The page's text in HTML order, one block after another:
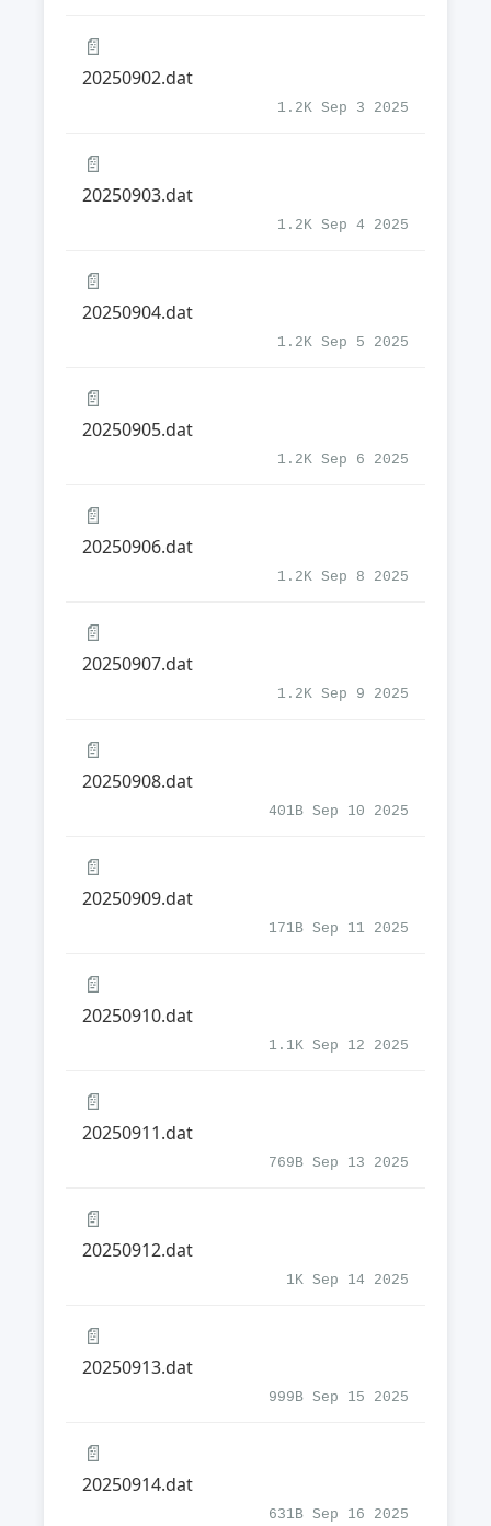
📄
20250902.dat
1.2K Sep 3 2025
📄
20250903.dat
1.2K Sep 4 2025
📄
20250904.dat
1.2K Sep 5 2025
📄
20250905.dat
1.2K Sep 6 2025
📄
20250906.dat
1.2K Sep 8 2025
📄
20250907.dat
1.2K Sep 9 2025
📄
20250908.dat
401B Sep 10 2025
📄
20250909.dat
171B Sep 11 2025
📄
20250910.dat
1.1K Sep 12 2025
📄
20250911.dat
769B Sep 13 2025
📄
20250912.dat
1K Sep 14 2025
📄
20250913.dat
999B Sep 15 2025
📄
20250914.dat
631B Sep 16 2025